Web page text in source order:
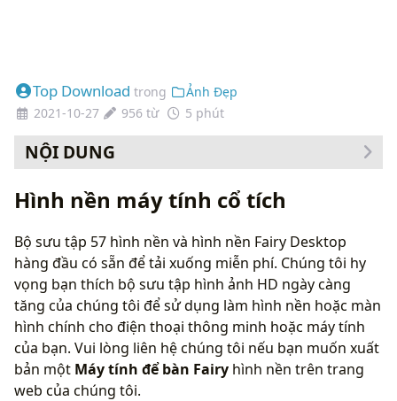
Top Download trong
Ảnh Đẹp
2021-10-27
956 từ 5 phút
NỘI DUNG
Hình nền máy tính cổ tích
Bộ sưu tập 57 hình nền và hình nền Fairy Desktop
hàng đầu có sẵn để tải xuống miễn phí. Chúng tôi hy
vọng bạn thích bộ sưu tập hình ảnh HD ngày càng
tăng của chúng tôi để sử dụng làm hình nền hoặc màn
hình chính cho điện thoại thông minh hoặc máy tính
của bạn. Vui lòng liên hệ chúng tôi nếu bạn muốn xuất
bản một Máy tính để bàn Fairy hình nền trên trang
web của chúng tôi.